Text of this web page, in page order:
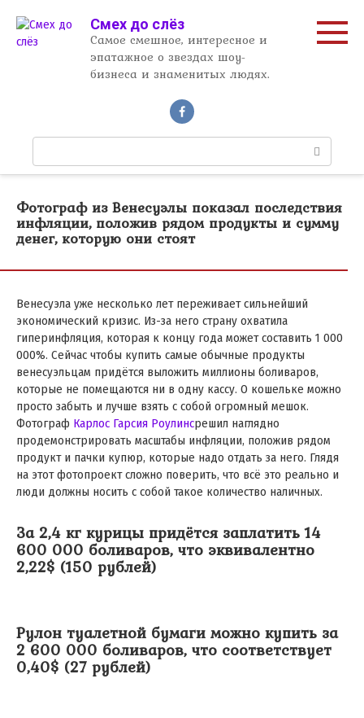
контенту
Смех до слёз
Самое смешное, интересное и
эпатажное о звездах шоу-
бизнеса и знаменитых людях.
о
и
к
:
Фотограф из Венесуэлы показал последствия
инфляции, положив рядом продукты и сумму
денег, которую они стоят
Венесуэла уже несколько лет переживает сильнейший
экономический кризис. Из-за него страну охватила
гиперинфляция, которая к концу года может составить 1 000
000%. Сейчас чтобы купить самые обычные продукты
венесуэльцам придётся выложить миллионы боливаров,
которые не помещаются ни в одну кассу. О кошельке можно
просто забыть и лучше взять с собой огромный мешок.
Фотограф Карлос Гарсия Роулинсрешил наглядно
продемонстрировать масштабы инфляции, положив рядом
продукт и пачки купюр, которые надо отдать за него. Глядя
на этот фотопроект сложно поверить, что всё это реально и
люди должны носить с собой такое количество наличных.
За 2,4 кг курицы придётся заплатить 14
600 000 боливаров, что эквивалентно
2,22$ (150 рублей)
Рулон туалетной бумаги можно купить за
2 600 000 боливаров, что соответствует
0,40$ (27 рублей)